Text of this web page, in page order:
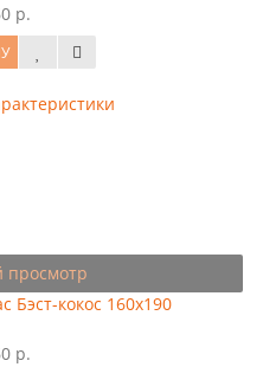
р.
просмотр
Бэст-кокос 160x190
р.